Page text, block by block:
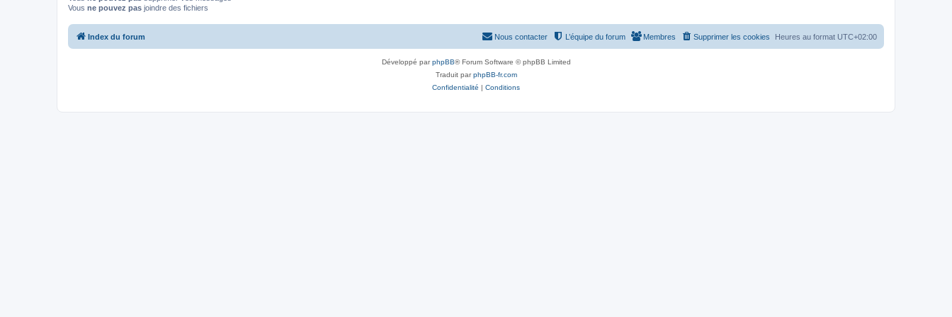
Vous ne pouvez pas joindre des fichiers
Index du forum Heures au format UTC+02:00
Supprimer les cookies
Membres
L’équipe du forum
Nous contacter
Développé parphpBB® Forum Software © phpBB Limited
Traduit parphpBB-fr.com
Confidentialité | Conditions